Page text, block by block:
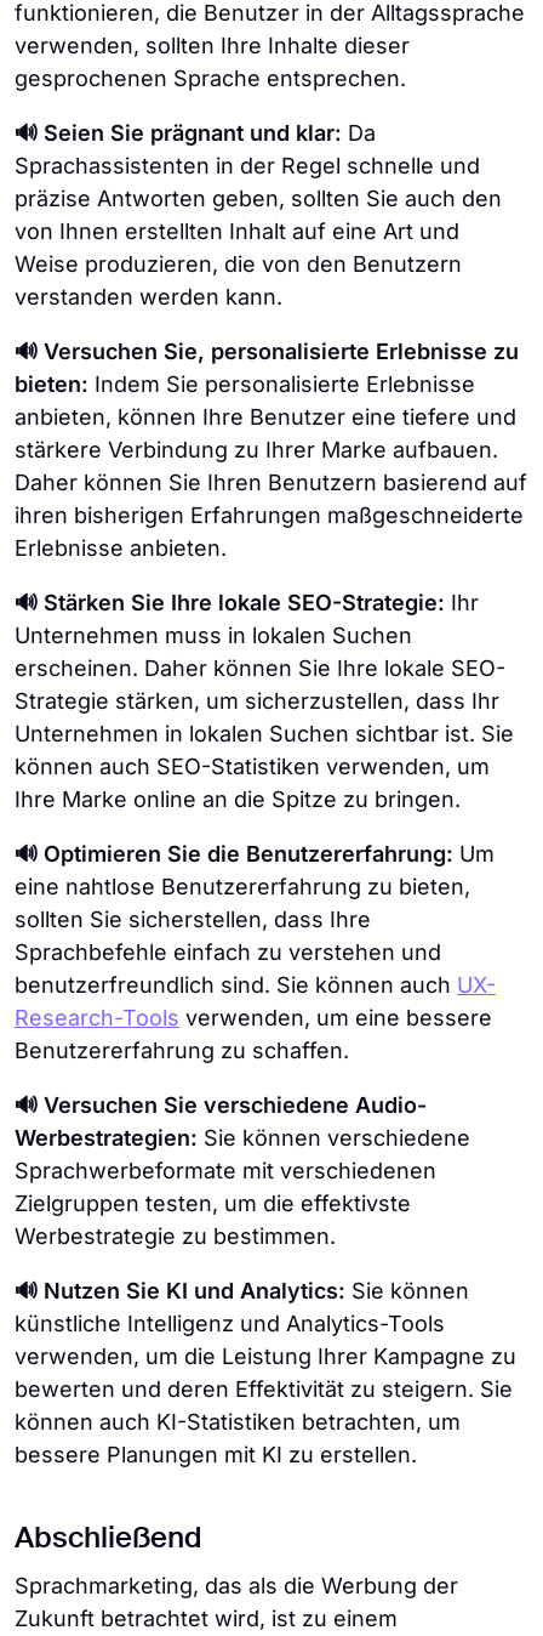
funktionieren, die Benutzer in der Alltagssprache
verwenden, sollten Ihre Inhalte dieser
gesprochenen Sprache entsprechen.
🔊 Seien Sie prägnant und klar: Da
Sprachassistenten in der Regel schnelle und
präzise Antworten geben, sollten Sie auch den
von Ihnen erstellten Inhalt auf eine Art und
Weise produzieren, die von den Benutzern
verstanden werden kann.
🔊 Versuchen Sie, personalisierte Erlebnisse zu
bieten: Indem Sie personalisierte Erlebnisse
anbieten, können Ihre Benutzer eine tiefere und
stärkere Verbindung zu Ihrer Marke aufbauen.
Daher können Sie Ihren Benutzern basierend auf
ihren bisherigen Erfahrungen maßgeschneiderte
Erlebnisse anbieten.
🔊 Stärken Sie Ihre lokale SEO-Strategie: Ihr
Unternehmen muss in lokalen Suchen
erscheinen. Daher können Sie Ihre lokale SEO-
Strategie stärken, um sicherzustellen, dass Ihr
Unternehmen in lokalen Suchen sichtbar ist. Sie
können auch SEO-Statistiken verwenden, um
Ihre Marke online an die Spitze zu bringen.
🔊 Optimieren Sie die Benutzererfahrung: Um
eine nahtlose Benutzererfahrung zu bieten,
sollten Sie sicherstellen, dass Ihre
Sprachbefehle einfach zu verstehen und
benutzerfreundlich sind. Sie können auch UX-
Research-Tools verwenden, um eine bessere
Benutzererfahrung zu schaffen.
🔊 Versuchen Sie verschiedene Audio-
Werbestrategien: Sie können verschiedene
Sprachwerbeformate mit verschiedenen
Zielgruppen testen, um die effektivste
Werbestrategie zu bestimmen.
🔊 Nutzen Sie KI und Analytics: Sie können
künstliche Intelligenz und Analytics-Tools
verwenden, um die Leistung Ihrer Kampagne zu
bewerten und deren Effektivität zu steigern. Sie
können auch KI-Statistiken betrachten, um
bessere Planungen mit KI zu erstellen.
Abschließend
Sprachmarketing, das als die Werbung der
Zukunft betrachtet wird, ist zu einem